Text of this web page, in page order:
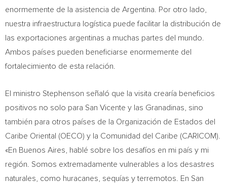
enormemente de la asistencia de Argentina. Por otro lado,
nuestra infraestructura logística puede facilitar la distribución de
las exportaciones argentinas a muchas partes del mundo.
Ambos países pueden beneficiarse enormemente del
fortalecimiento de esta relación.
El ministro Stephenson señaló que la visita crearía beneficios
positivos no solo para San Vicente y las Granadinas, sino
también para otros países de la Organización de Estados del
Caribe Oriental (OECO) y la Comunidad del Caribe (CARICOM).
«En Buenos Aires, hablé sobre los desafíos en mi país y mi
región. Somos extremadamente vulnerables a los desastres
naturales, como huracanes, sequías y terremotos. En San